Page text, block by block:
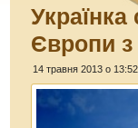
Європи з
14 травня 2013 о 13:52